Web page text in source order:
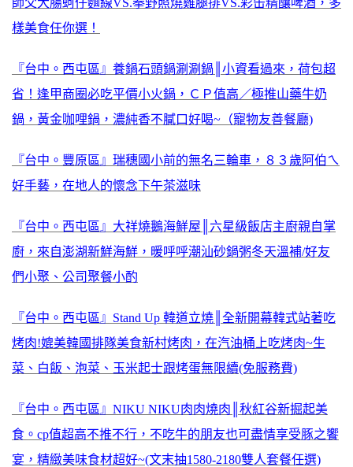
師父大腸蚵仔麵線VS.拳野照燒雞腿排VS.彩缶精釀啤酒，多
樣美食任你選！
『台中。西屯區』養鍋石頭鍋涮涮鍋║小資看過來，荷包超
省！逢甲商圈必吃平價小火鍋，ＣＰ值高／極推山藥牛奶
鍋，黃金咖哩鍋，濃純香不膩口好喝~（寵物友善餐廳)
『台中。豐原區』瑞穗國小前的無名三輪車，８３歲阿伯ㄟ
好手藝，在地人的懷念下午茶滋味
『台中。西屯區』大祥燒鵝海鮮屋║六星級飯店主廚親自掌
廚，來自澎湖新鮮海鮮，暖呼呼潮汕砂鍋粥冬天溫補/好友
們小聚、公司聚餐小酌
『台中。西屯區』Stand Up 韓道立燒║全新開幕韓式站著吃
烤肉!媲美韓國排隊美食新村烤肉，在汽油桶上吃烤肉~生
菜、白飯、泡菜、玉米起士跟烤蛋無限續(免服務費)
『台中。西屯區』NIKU NIKU肉肉燒肉║秋紅谷新掘起美
食。cp值超高不推不行，不吃牛的朋友也可盡情享受豚之饗
宴，精緻美味食材超好~(文末抽1580-2180雙人套餐任選)